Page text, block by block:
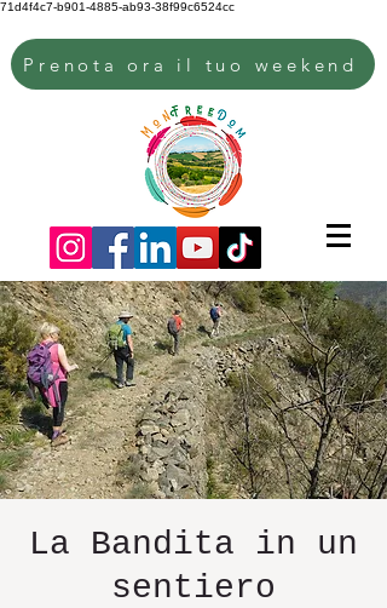
71d4f4c7-b901-4885-ab93-38f99c6524cc
Prenota ora il tuo weekend
La Bandita in un
sentiero